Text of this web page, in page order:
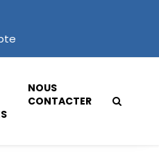
NOUS
CONTACTER